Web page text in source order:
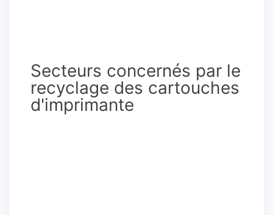
Secteurs concernés par le
recyclage des cartouches
d'imprimante